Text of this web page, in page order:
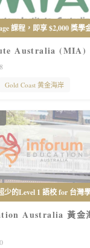
課程，即享 $2,000 獎學
Australia (MIA)
Gold Coast 黄金海岸
少的Level 1 語校 for 台灣
Australia 黃金